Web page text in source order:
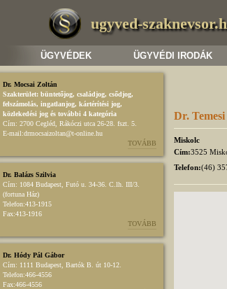
ugyved-
ÜGYVÉDEK ÜGYVÉDI IRODÁK
Dr. Mocsai Zoltán
Szakterület: büntetőjog, családjog, csődjog,
felszámolás, ingatlanjog, kártérítési jog,
közlekedési jog és további 4 kategória
Cím: 2700 Cegléd, Rákóczi utca 26-28. fszt. 5.
E-mail:drmocsaizoltan@t-online.hu
TOVÁBB
Dr. Balázs Szilvia
Cím: 1084 Budapest, Futó u. 34-36. C.lh. III/3.
(fortuna Ház)
Telefon:413-1915
Fax:413-1916
TOVÁBB
Dr. Hódy Pál Gábor
Cím: 1111 Budapest, Bartók B. út 10-12.
Telefon:466-4556
Fax:466-4556
Dr.
Miskolc
Cím:3525
Telefon:(46)